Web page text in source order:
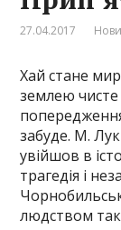
27.04.2017
Хай стане
землею
забуде. М.
увійшов в
трагедія і
людством